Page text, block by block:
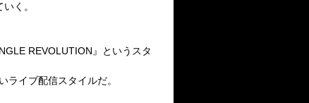
く。
REVOLUTION 』というスタ
ライブ配信スタイルだ。